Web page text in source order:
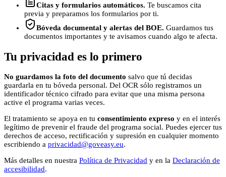
Citas y formularios automáticos. Te buscamos cita
previa y preparamos los formularios por ti.
Bóveda documental y alertas del BOE. Guardamos tus
documentos importantes y te avisamos cuando algo te afecta.
Tu privacidad es lo primero
No guardamos la foto del documento salvo que tú decidas
guardarla en tu bóveda personal. Del OCR sólo registramos un
identificador técnico cifrado para evitar que una misma persona
active el programa varias veces.
El tratamiento se apoya en tu consentimiento expreso y en el interés
legítimo de prevenir el fraude del programa social. Puedes ejercer tus
derechos de acceso, rectificación y supresión en cualquier momento
escribiendo a privacidad@goveasy.eu.
Más detalles en nuestra Política de Privacidad y en la Declaración de
accesibilidad.